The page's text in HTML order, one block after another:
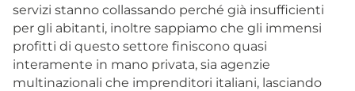
servizi stanno collassando perché già insufficienti
per gli abitanti, inoltre sappiamo che gli immensi
profitti di questo settore finiscono quasi
interamente in mano privata, sia agenzie
multinazionali che imprenditori italiani, lasciando